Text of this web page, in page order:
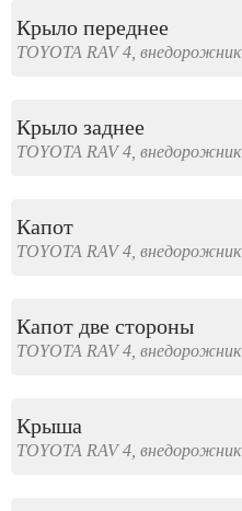
Крыло переднее
TOYOTA RAV 4, внедорожник
Крыло заднее
TOYOTA RAV 4, внедорожник
Капот
TOYOTA RAV 4, внедорожник
Капот две стороны
TOYOTA RAV 4, внедорожник
Крыша
TOYOTA RAV 4, внедорожник